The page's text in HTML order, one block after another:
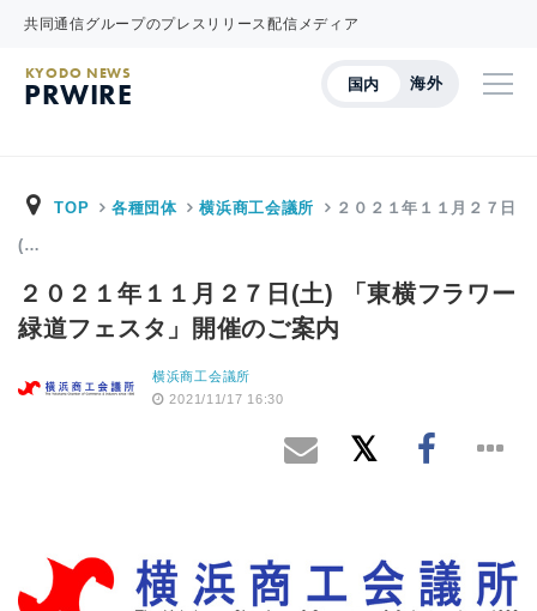
共同通信グループのプレスリリース配信メディア
国内 海外
KYODO NEWS
PRWIRE
TOP 各種団体 横浜商工会議所 ２０２１年１１月２７日
(…
２０２１年１１月２７日(土) 「東横フラワー
緑道フェスタ」開催のご案内
横浜商工会議所
2021/11/17 16:30